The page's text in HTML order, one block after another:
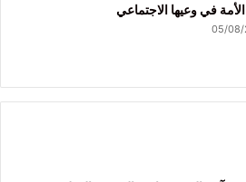
في وعيها الاجتماعي
05/08/